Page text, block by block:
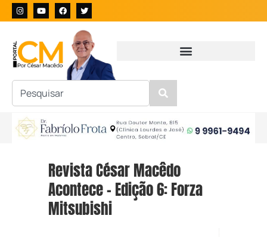
Revista César Macêdo
Acontece – Edição 6: Forza
Mitsubishi